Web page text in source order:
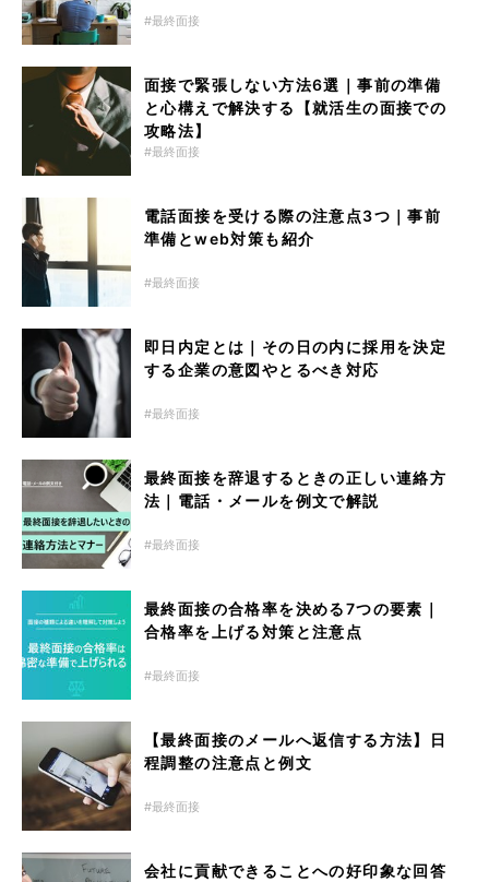
最終面接
面接で緊張しない方法6選｜事前の準備
と心構えで解決する【就活生の面接での
攻略法】
最終面接
電話面接を受ける際の注意点3つ｜事前
準備とweb対策も紹介
最終面接
即日内定とは｜その日の内に採用を決定
する企業の意図やとるべき対応
最終面接
最終面接を辞退するときの正しい連絡方
法｜電話・メールを例文で解説
最終面接
最終面接の合格率を決める7つの要素｜
合格率を上げる対策と注意点
最終面接
【最終面接のメールへ返信する方法】日
程調整の注意点と例文
最終面接
会社に貢献できることへの好印象な回答